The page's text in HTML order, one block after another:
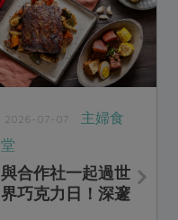
2026-07-07
主婦食
堂
與合作社一起過世
界巧克力日！深邃